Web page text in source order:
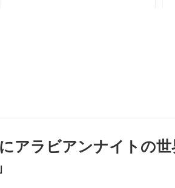
アラビアンナイトの